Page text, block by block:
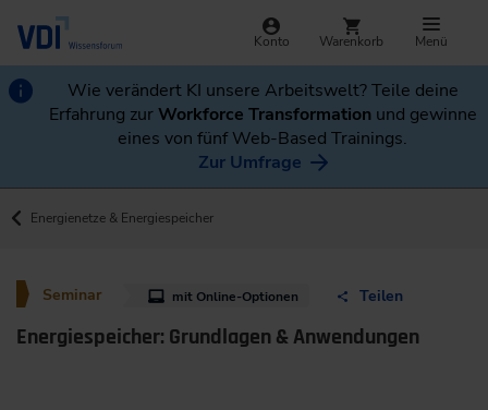
Konto Warenkorb Menü
Wie verändert KI unsere Arbeitswelt? Teile deine
Erfahrung zurWorkforce Transformation und gewinne
eines von fünf Web-Based Trainings.
Zur Umfrage
Energienetze & Energiespeicher
Seminar mit Online-Optionen Teilen
Energiespeicher: Grundlagen & Anwendungen